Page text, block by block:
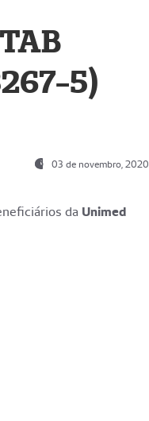
5)
03 de novembro, 2020
da Unimed